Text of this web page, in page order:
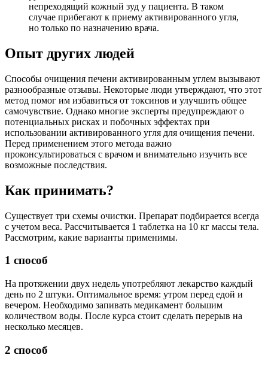
непреходящий кожный зуд у пациента. В таком
случае прибегают к приему активированного угля,
но только по назначению врача.
Опыт других людей
Способы очищения печени активированным углем вызывают
разнообразные отзывы. Некоторые люди утверждают, что этот
метод помог им избавиться от токсинов и улучшить общее
самочувствие. Однако многие эксперты предупреждают о
потенциальных рисках и побочных эффектах при
использовании активированного угля для очищения печени.
Перед применением этого метода важно
проконсультироваться с врачом и внимательно изучить все
возможные последствия.
Как принимать?
Существует три схемы очистки. Препарат подбирается всегда
с учетом веса. Рассчитывается 1 таблетка на 10 кг массы тела.
Рассмотрим, какие варианты применимы.
1 способ
На протяжении двух недель употребляют лекарство каждый
день по 2 штуки. Оптимальное время: утром перед едой и
вечером. Необходимо запивать медикамент большим
количеством воды. После курса стоит сделать перерыв на
несколько месяцев.
2 способ